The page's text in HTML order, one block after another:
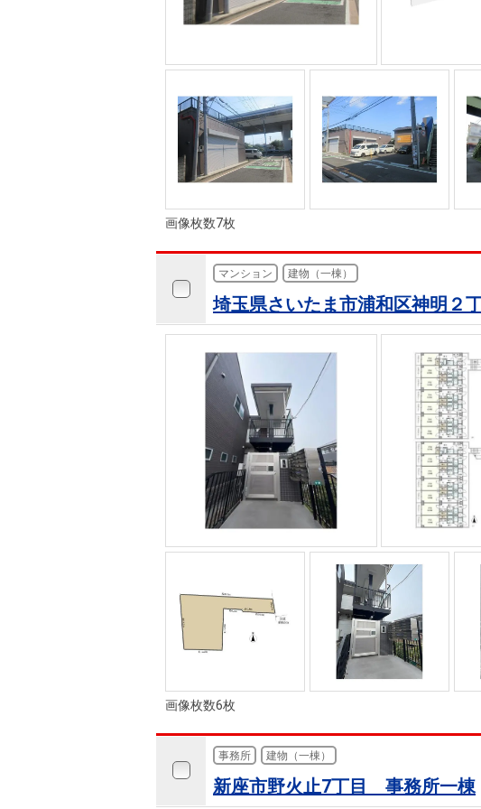
画像枚数7枚
マンション 建物（一棟）
埼玉県さいたま市浦和区神明２
画像枚数6枚
事務所 建物（一棟）
新座市野火止7丁目 事務所一棟